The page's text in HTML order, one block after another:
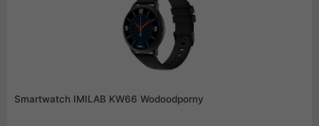
Smartwatch IMILAB KW66 Wodoodporny